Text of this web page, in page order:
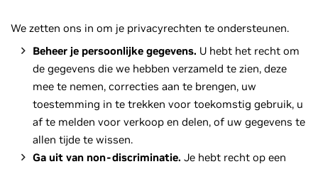
We zetten ons in om je privacyrechten te ondersteunen.
Beheer je persoonlijke gegevens. U hebt het recht om
de gegevens die we hebben verzameld te zien, deze
mee te nemen, correcties aan te brengen, uw
toestemming in te trekken voor toekomstig gebruik, u
af te melden voor verkoop en delen, of uw gegevens te
allen tijde te wissen.
Ga uit van non-discriminatie. Je hebt recht op een